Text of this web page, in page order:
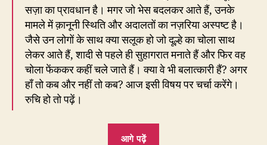
सज़ा का प्रावधान है। मगर जो भेस बदलकर आते हैं, उनके
मामले में क़ानूनी स्थिति और अदालतों का नज़रिया अस्पष्ट है।
जैसे उन लोगों के साथ क्या सलूक हो जो दूल्हे का चोला साथ
लेकर आते हैं, शादी से पहले ही सुहागरात मनाते हैं और फिर वह
चोला फेंककर कहीं चले जाते हैं। क्या वे भी बलात्कारी हैं? अगर
हाँ तो कब और नहीं तो कब? आज इसी विषय पर चर्चा करेंगे।
रुचि हो तो पढ़ें।
आगे पढ़ें